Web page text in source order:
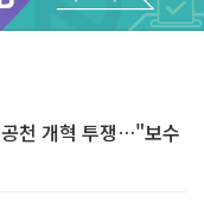
Unmute
천 개혁 투쟁…"보수